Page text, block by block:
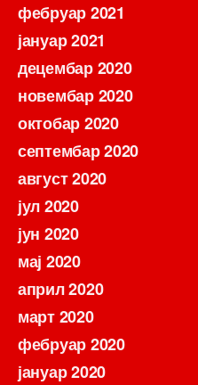
фебруар 2021
јануар 2021
децембар 2020
новембар 2020
октобар 2020
септембар 2020
август 2020
јул 2020
јун 2020
мај 2020
април 2020
март 2020
фебруар 2020
јануар 2020